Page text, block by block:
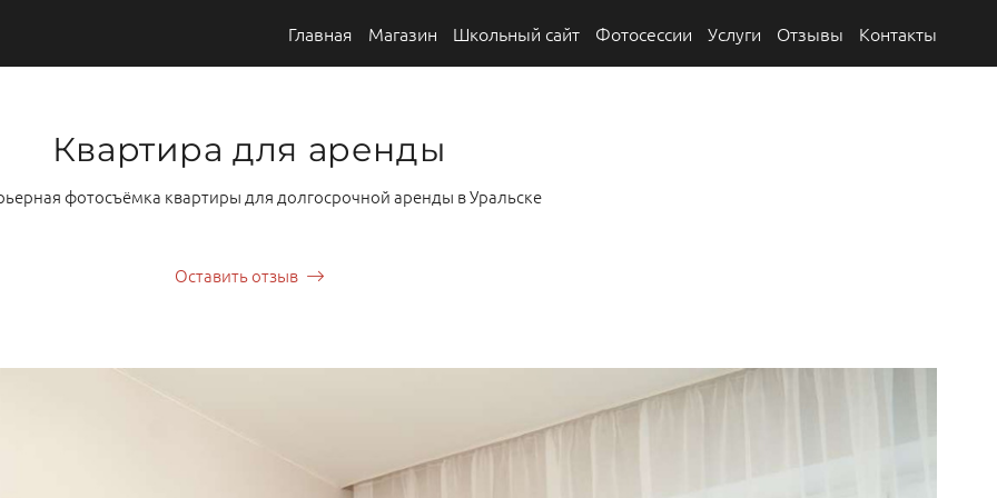
Главная Магазин Школьный сайт Фотосессии Услуги Отзывы Контакты
Квартира для аренды
фотосъёмка квартиры для долгосрочной аренды в Уральске
Оставить отзыв